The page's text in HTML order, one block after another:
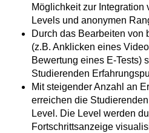
Möglichkeit zur Integration
Levels und anonymen
Durch das Bearbeiten von
(z.B. Anklicken eines
Bewertung eines E-Tests)
Studierenden
Mit steigender Anzahl an
erreichen die
Level. Die Level werden
Fortschrittsanzeige